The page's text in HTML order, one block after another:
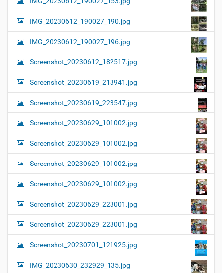
IMG_20230612_190027_190.jpg
IMG_20230612_190027_196.jpg
Screenshot_20230612_182517.jpg
Screenshot_20230619_213941.jpg
Screenshot_20230619_223547.jpg
Screenshot_20230629_101002.jpg
Screenshot_20230629_101002.jpg
Screenshot_20230629_101002.jpg
Screenshot_20230629_101002.jpg
Screenshot_20230629_223001.jpg
Screenshot_20230629_223001.jpg
Screenshot_20230701_121925.jpg
IMG_20230630_232929_135.jpg